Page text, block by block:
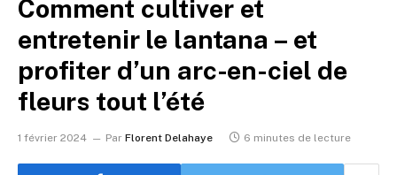
Comment cultiver et
entretenir le lantana – et
profiter d’un arc-en-ciel de
fleurs tout l’été
1 février 2024 Par Florent Delahaye 6 minutes de lecture